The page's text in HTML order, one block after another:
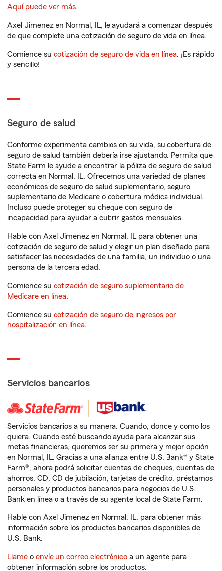
Aquí puede ver más.
Axel Jimenez en Normal, IL, le ayudará a comenzar después
de que complete una cotización de seguro de vida en línea.
Comience su cotización de seguro de vida en línea. ¡Es rápido
y sencillo!
Seguro de salud
Conforme experimenta cambios en su vida, su cobertura de
seguro de salud también debería irse ajustando. Permita que
State Farm le ayude a encontrar la póliza de seguro de salud
correcta en Normal, IL. Ofrecemos una variedad de planes
económicos de seguro de salud suplementario, seguro
suplementario de Medicare o cobertura médica individual.
Incluso puede proteger su cheque con seguro de
incapacidad para ayudar a cubrir gastos mensuales.
Hable con Axel Jimenez en Normal, IL para obtener una
cotización de seguro de salud y elegir un plan diseñado para
satisfacer las necesidades de una familia, un individuo o una
persona de la tercera edad.
Comience su cotización de seguro suplementario de
Medicare en línea.
Comience su cotización de seguro de ingresos por
hospitalización en línea.
Servicios bancarios
Servicios bancarios a su manera. Cuando, donde y como los
quiera. Cuando esté buscando ayuda para alcanzar sus
metas financieras, queremos ser su primera y mejor opción
en Normal, IL. Gracias a una alianza entre U.S. Bank® y State
Farm®, ahora podrá solicitar cuentas de cheques, cuentas de
ahorros, CD, CD de jubilación, tarjetas de crédito, préstamos
personales y productos bancarios para negocios de U.S.
Bank en línea o a través de su agente local de State Farm.
Hable con Axel Jimenez en Normal, IL, para obtener más
información sobre los productos bancarios disponibles de
U.S. Bank.
Llame o envíe un correo electrónico a un agente para
obtener información sobre los productos.